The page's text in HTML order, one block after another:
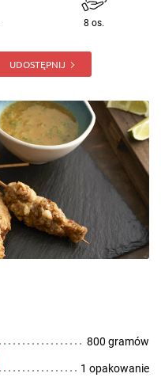
8 os.
UDOSTĘPNIJ
800 gramów
1 opakowanie